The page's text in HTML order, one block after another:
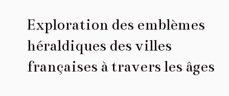
Exploration des emblèmes
héraldiques des villes
françaises à travers les âges